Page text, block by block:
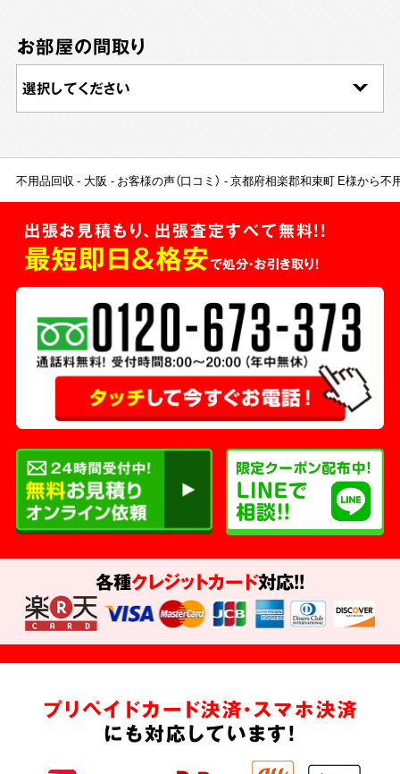
お部屋の間取り
不用品回収 大阪 お客様の声（口コミ） 京都府相楽郡和束町 E様から不
出張お見積もり、出張査定すべて無料!!
最短即日＆格安で処分・お引き取り！
各種クレジットカード対応!!
プリペイドカード決済・スマホ決済
にも対応しています!